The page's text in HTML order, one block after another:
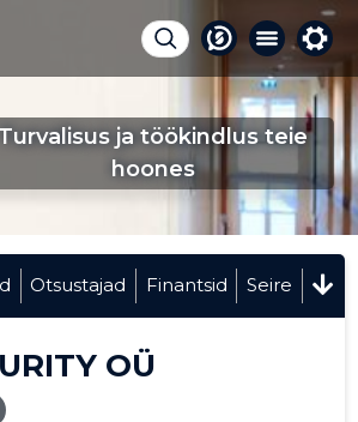
Turvalisus ja töökindlus teie
hoones
Otsustajad Finantsid Seire
OÜ